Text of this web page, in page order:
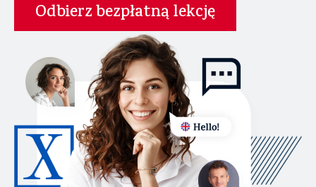
Odbierz bezpłatną lekcję